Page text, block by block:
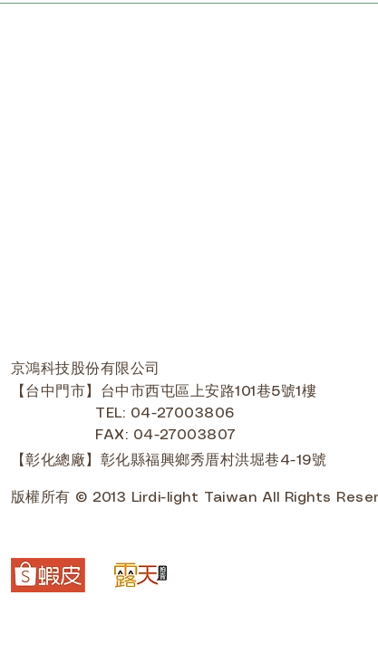
京鴻科技股份有限公司
【台中門市】台中市西屯區上安路101巷5號1樓
TEL: 04-27003806
FAX: 04-27003807
【彰化總廠】彰化縣福興鄉秀厝村洪堀巷4-19號
版權所有 © 2013 Lirdi-light Taiwan All Rights